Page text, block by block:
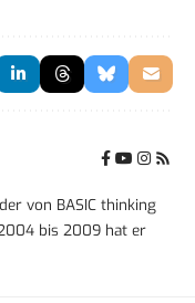
von BASIC thinking
bis 2009 hat er